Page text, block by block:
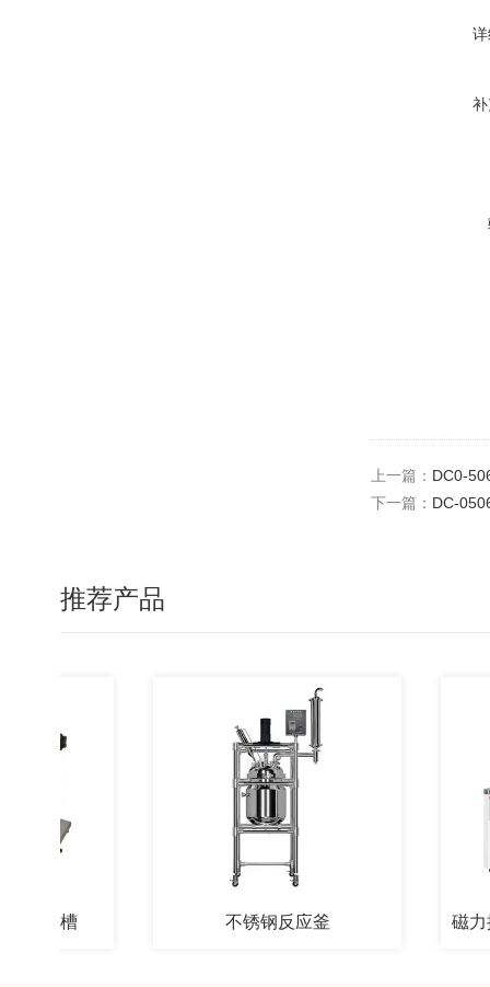
上一篇： DC0-
下一篇： DC-
推荐产品
不锈钢反应釜